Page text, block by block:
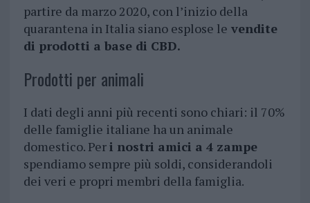
partire da marzo 2020, con l’inizio della
quarantena in Italia siano esplose le vendite
di prodotti a base di CBD.
Prodotti per animali
I dati degli anni più recenti sono chiari: il 70%
delle famiglie italiane ha un animale
domestico. Peri nostri amici a 4 zampe
spendiamo sempre più soldi, considerandoli
dei veri e propri membri della famiglia.